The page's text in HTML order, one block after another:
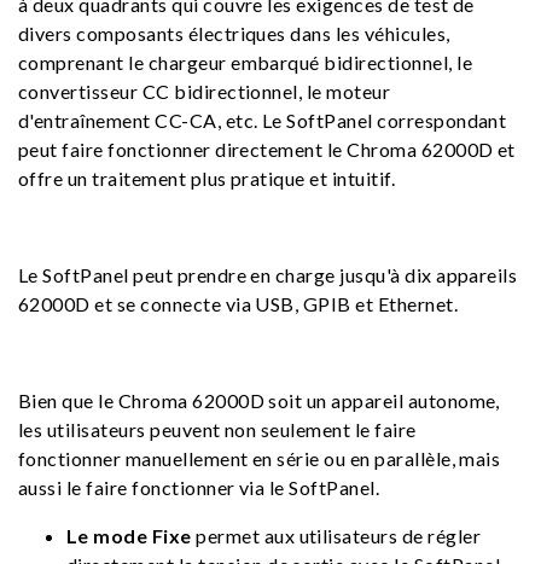
divers composants électriques dans les véhicules,
comprenant le chargeur embarqué bidirectionnel, le
convertisseur CC bidirectionnel, le moteur
d'entraînement CC-CA, etc. Le SoftPanel correspondant
peut faire fonctionner directement le Chroma 62000D et
offre un traitement plus pratique et intuitif.
Le SoftPanel peut prendre en charge jusqu'à dix appareils
62000D et se connecte via USB, GPIB et Ethernet.
Bien que le Chroma 62000D soit un appareil autonome,
les utilisateurs peuvent non seulement le faire
fonctionner manuellement en série ou en parallèle, mais
aussi le faire fonctionner via le SoftPanel.
Le mode Fixe permet aux utilisateurs de régler